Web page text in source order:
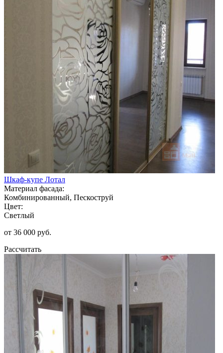
Шкаф-купе Лотал
Материал фасада:
Комбинированный, Пескоструй
Цвет:
Светлый
от 36 000 руб.
Рассчитать